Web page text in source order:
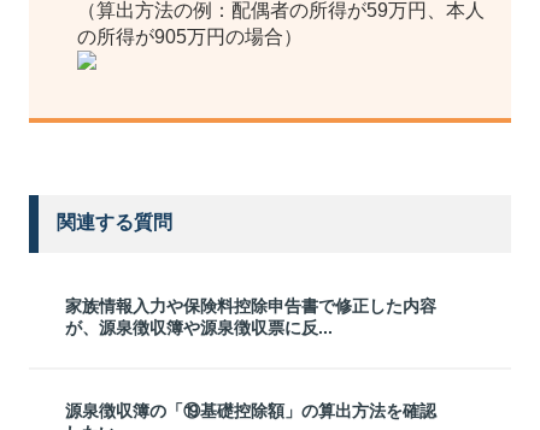
（算出方法の例：配偶者の所得が59万円、本人
の所得が905万円の場合）
関連する質問
家族情報入力や保険料控除申告書で修正した内容
が、源泉徴収簿や源泉徴収票に反...
源泉徴収簿の「⑲基礎控除額」の算出方法を確認